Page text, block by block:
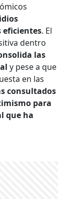
eficientes. El
dentro
las
y pese a que
en las
consultados
para
que ha